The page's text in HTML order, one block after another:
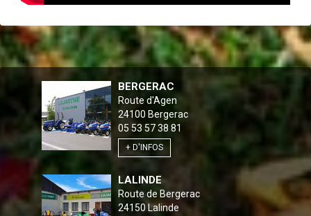
BERGERAC
Route d'Agen
24100 Bergerac
05 53 57 38 81
+ D'INFOS
LALINDE
Route de Bergerac
24150 Lalinde